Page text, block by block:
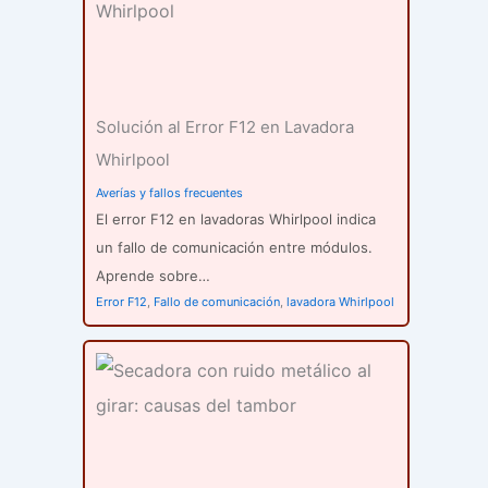
Solución al Error F12 en Lavadora
Whirlpool
Averías y fallos frecuentes
El error F12 en lavadoras Whirlpool indica
un fallo de comunicación entre módulos.
Aprende sobre…
Error F12, Fallo de comunicación, lavadora Whirlpool